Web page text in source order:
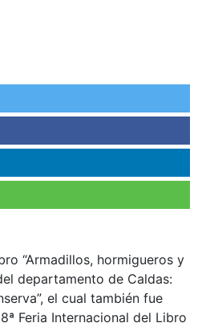
“Armadillos, hormigueros y
departamento de Caldas:
el cual también fue
Feria Internacional del Libro